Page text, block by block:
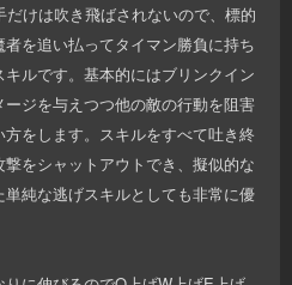
けは吹き飛ばされないので、標的
を追い払ってタイマン勝負に持ち
ルです。基本的にはブリンクイン
ジを与えつつ他の敵の行動を阻害
をします。スキルをすべて吐き終
をシャットアウトでき、擬似的な
純な逃げスキルとしても非常に優